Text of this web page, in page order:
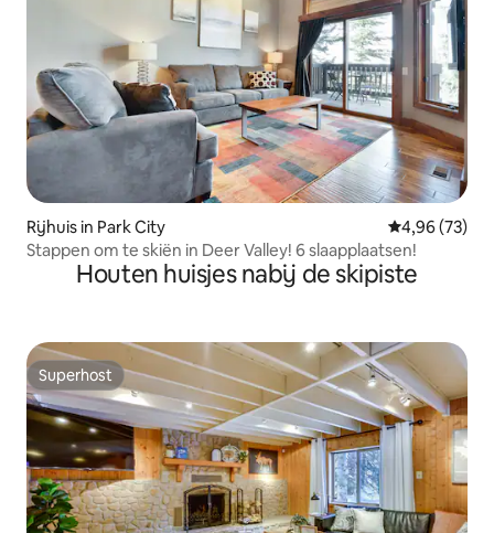
Rijhuis in Park City Gemiddelde
4,96 (73)
Stappen om te skiën in Deer Valley! 6 slaapplaatsen!
Houten huisjes nabij de skipiste
Superhost
Superhost